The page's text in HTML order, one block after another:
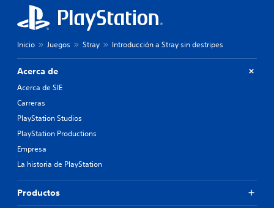
Inicio Juegos Stray Introducción a Stray sin destripes
Acerca de
Acerca de SIE
Carreras
PlayStation Studios
PlayStation Productions
Empresa
La historia de PlayStation
Productos